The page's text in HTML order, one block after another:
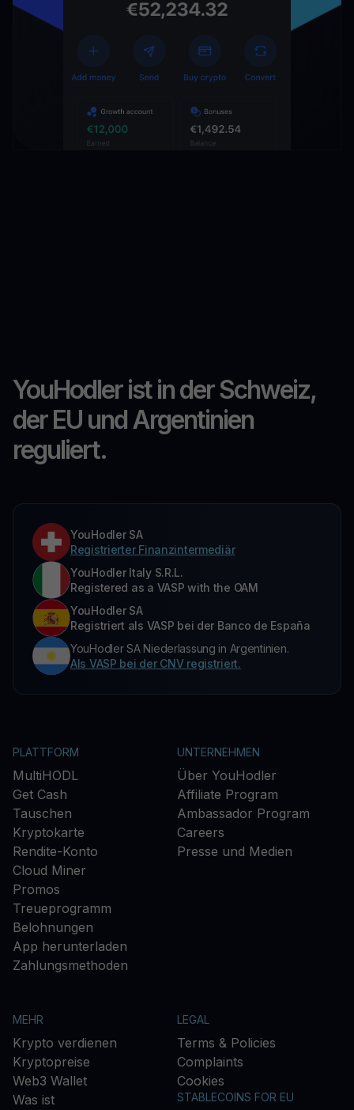
YouHodler ist in der Schweiz,
der EU und Argentinien
reguliert.
YouHodler SA
Registrierter Finanzintermediär
YouHodler Italy S.R.L.
Registered as a VASP with the OAM
YouHodler SA
Registriert als VASP bei der Banco de España
YouHodler SA Niederlassung in Argentinien.
Als VASP bei der CNV registriert.
PLATTFORM
MultiHODL
Get Cash
Tauschen
Kryptokarte
Rendite-Konto
Cloud Miner
Promos
Treueprogramm
Belohnungen
App herunterladen
Zahlungsmethoden
UNTERNEHMEN
Über YouHodler
Affiliate Program
Ambassador Program
Careers
Presse und Medien
MEHR
Krypto verdienen
Kryptopreise
Web3 Wallet
Was ist
LEGAL
Terms & Policies
Complaints
Cookies
STABLECOINS FOR EU